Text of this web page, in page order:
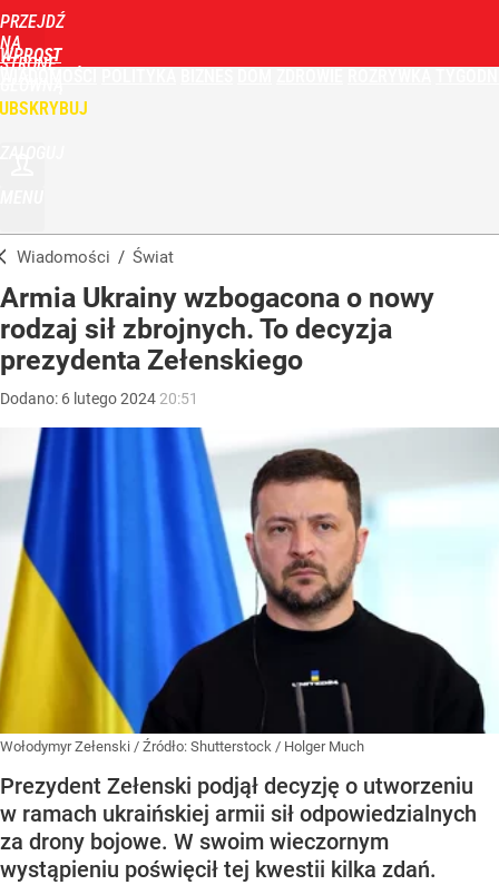
PRZEJDŹ
NA
STRONĘ
WPROST
Wiadomości / Świat
Armia Ukrainy wzbogacona o nowy
rodzaj sił zbrojnych. To decyzja
prezydenta Zełenskiego
Dodano: 6 lutego2024 20:51
Wołodymyr Zełenski / Źródło: Shutterstock / Holger Much
Prezydent Zełenski podjął decyzję o utworzeniu
w ramach ukraińskiej armii sił odpowiedzialnych
za drony bojowe. W swoim wieczornym
wystąpieniu poświęcił tej kwestii kilka zdań.